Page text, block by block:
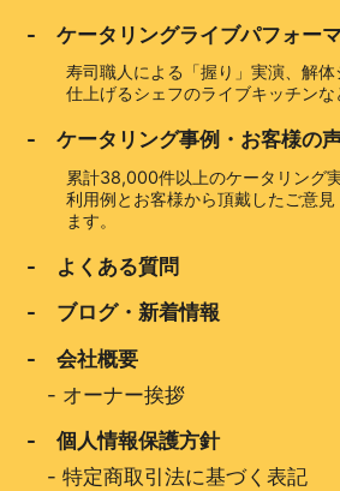
- ケータリングライブパフォー
寿司職人による「握り」実演、解
仕上げるシェフのライブキッチンな
- ケータリング事例・お客様の
累計38,000件以上のケータリング
利用例とお客様から頂戴したご意見
ます。
- よくある質問
- ブログ・新着情報
- 会社概要
- オーナー挨拶
- 個人情報保護方針
-特定商取引法に基づく表記